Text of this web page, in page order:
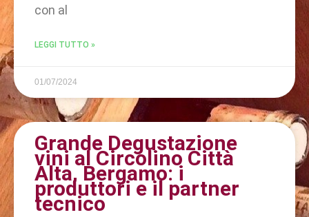
con al
LEGGI TUTTO »
01/07/2024
Grande Degustazione
vini al Circolino Città
Alta, Bergamo: i
produttori e il partner
tecnico